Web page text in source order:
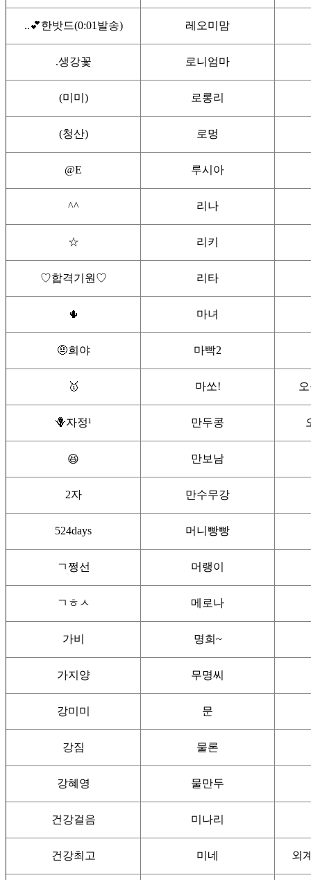
..💕한밧드(0:01발송) 레오미맘
.생강꽃 로니엄마
(미미) 로롱리
(청산) 로멍
@E 루시아
^^ 리나
☆ 리키
♡합격기원♡ 리타
🌵 마녀
🤨희야 마빡2
🥇 마쏘!
🪻자정¹ 만두콩
😆 만보남
2자 만수무강
524days 머니빵빵
ㄱ쩡선 머랭이
ㄱㅎㅅ 메로나
가비 명희~
가지양 무명씨
강미미 문
강짐 물론
강혜영 물만두
건강걸음 미나리
건강최고 미네 외